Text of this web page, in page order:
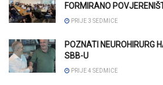
FORMIRANO
PRIJE 3 SEDMICE
POZNATI NEUROHIRURG
SBB-U
PRIJE 4 SEDMICE